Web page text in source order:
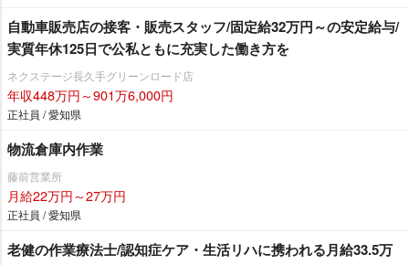
自動車販売店の接客・販売スタッフ/固定給32万円～の安定給与/
実質年休125日で公私ともに充実した働き方を
ネクステージ⾧久手グリーンロード店
年収448万円～901万6,000円
正社員 / 愛知県
物流倉庫内作業
藤前営業所
月給22万円～27万円
正社員 / 愛知県
老健の作業療法士/認知症ケア・生活リハに携われる月給33.5万